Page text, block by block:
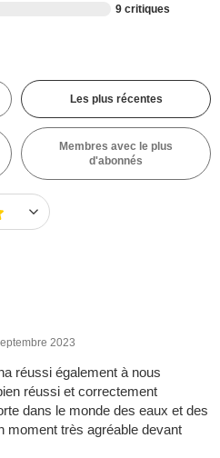
9 critiques
Les plus récentes
Membres avec le plus
d'abonnés
2023
réussi également à nous
réussi et correctement
dans le monde des eaux et des
moment très agréable devant